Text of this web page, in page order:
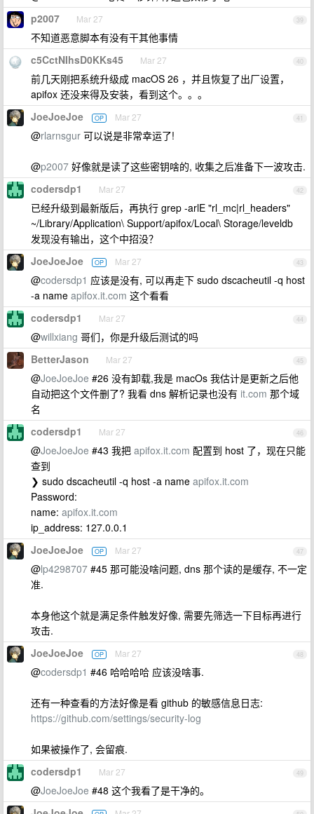
39
p2007 Mar 27
不知道恶意脚本有没有干其他事情
40
c5CctNIhsD0KKs45 Mar 27
前几天刚把系统升级成 macOS 26 ，并且恢复了出厂设置，
apifox 还没来得及安装，看到这个。。。
41
JoeJoeJoe OP Mar 27
@rlarnsgur 可以说是非常幸运了!
@p2007 好像就是读了这些密钥啥的, 收集之后准备下一波攻击.
42
codersdp1 Mar 27
已经升级到最新版后，再执行 grep -arlE "rl_mc|rl_headers"
~/Library/Application\ Support/apifox/Local\ Storage/leveldb
发现没有输出，这个中招没？
43
JoeJoeJoe OP Mar 27
@codersdp1 应该是没有, 可以再走下 sudo dscacheutil -q host
-a name apifox.it.com 这个看看
44
codersdp1 Mar 27
@willxiang 哥们，你是升级后测试的吗
45
BetterJason Mar 27
@JoeJoeJoe #26 没有卸载,我是 macOs 我估计是更新之后他
自动把这个文件删了? 我看 dns 解析记录也没有 it.com 那个域
名
46
codersdp1 Mar 27
@JoeJoeJoe #43 我把 apifox.it.com 配置到 host 了，现在只能
查到
❯ sudo dscacheutil -q host -a name apifox.it.com
Password:
name: apifox.it.com
ip_address: 127.0.0.1
47
JoeJoeJoe OP Mar 27
@lp4298707 #45 那可能没啥问题, dns 那个读的是缓存, 不一定
准.
本身他这个就是满足条件触发好像, 需要先筛选一下目标再进行
攻击.
48
JoeJoeJoe OP Mar 27
@codersdp1 #46 哈哈哈哈 应该没啥事.
还有一种查看的方法好像是看 github 的敏感信息日志:
https://github.com/settings/security-log
如果被操作了, 会留痕.
49
codersdp1 Mar 27
@JoeJoeJoe #48 这个我看了是干净的。